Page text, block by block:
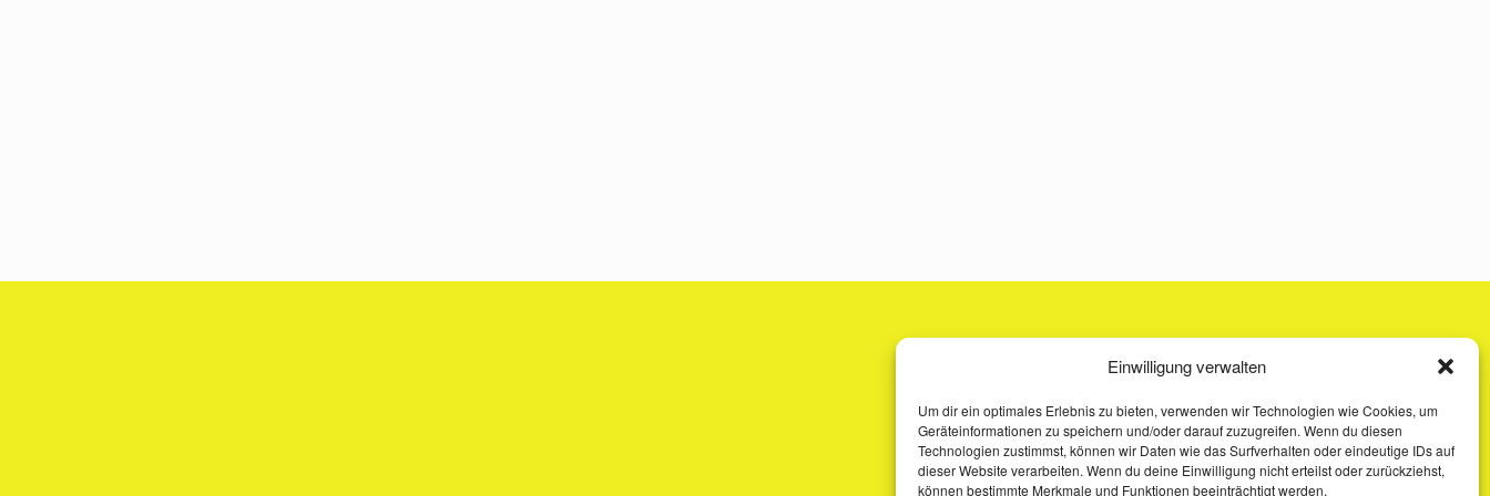
Einwilligung verwalten
Um dir ein optimales Erlebnis zu bieten, verwenden wir Technologien wie Cookies, um
Geräteinformationen zu speichern und/oder darauf zuzugreifen. Wenn du diesen
Technologien zustimmst, können wir Daten wie das Surfverhalten oder eindeutige IDs auf
dieser Website verarbeiten. Wenn du deine Einwilligung nicht erteilst oder zurückziehst,
können bestimmte Merkmale und Funktionen beeinträchtigt werden.